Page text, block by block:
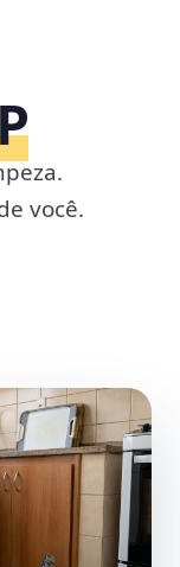
você.